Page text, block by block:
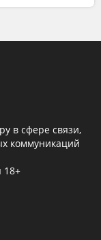
в сфере связи,
коммуникаций
18+